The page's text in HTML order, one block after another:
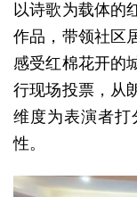
以诗歌为载体的
作品，带领社区
感受红棉花开的
行现场投票，从
维度为表演者打
性。